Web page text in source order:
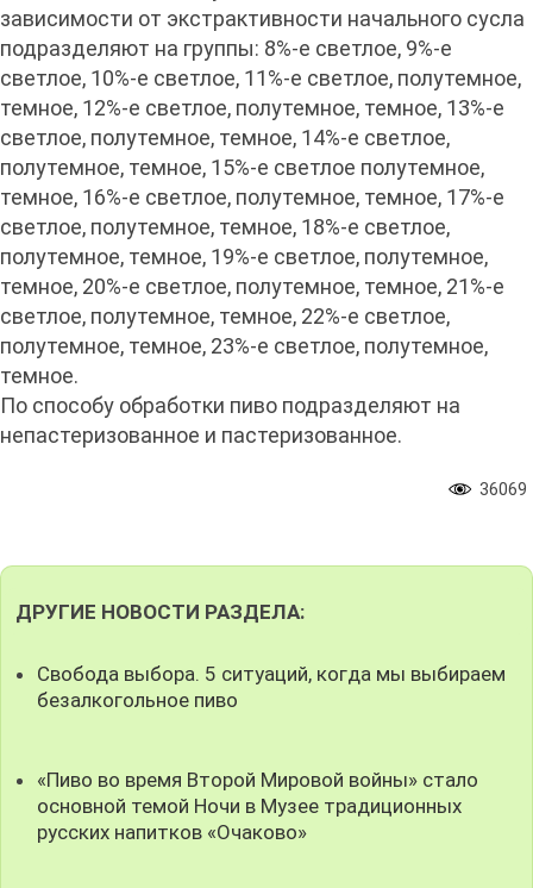
зависимости от экстрактивности начального сусла
подразделяют на группы: 8%-е светлое, 9%-е
светлое, 10%-е светлое, 11%-е светлое, полутемное,
темное, 12%-е светлое, полутемное, темное, 13%-е
светлое, полутемное, темное, 14%-е светлое,
полутемное, темное, 15%-е светлое полутемное,
темное, 16%-е светлое, полутемное, темное, 17%-е
светлое, полутемное, темное, 18%-е светлое,
полутемное, темное, 19%-е светлое, полутемное,
темное, 20%-е светлое, полутемное, темное, 21%-е
светлое, полутемное, темное, 22%-е светлое,
полутемное, темное, 23%-е светлое, полутемное,
темное.
По способу обработки пиво подразделяют на
непастеризованное и пастеризованное.
36069
ДРУГИЕ НОВОСТИ РАЗДЕЛА:
Свобода выбора. 5 ситуаций, когда мы выбираем
безалкогольное пиво
«Пиво во время Второй Мировой войны» стало
основной темой Ночи в Музее традиционных
русских напитков «Очаково»